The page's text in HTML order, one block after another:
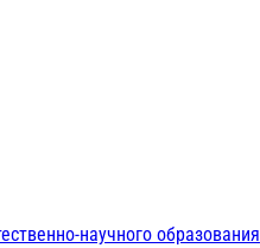
научного образования